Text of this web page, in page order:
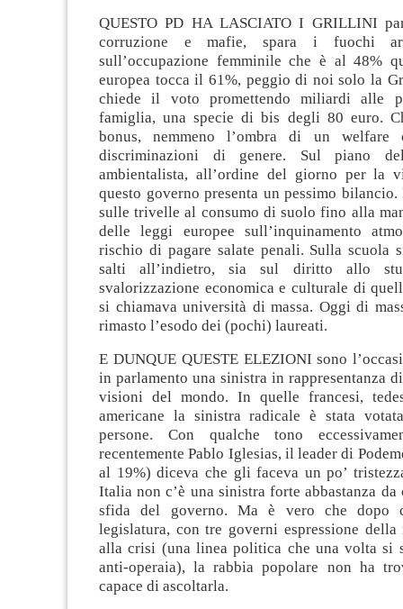
QUESTO PD HA LASCIATO I GRILLINI
corruzione e mafie, spara i fuochi
sull’occupazione femminile che è al 48%
europea tocca il 61%, peggio di noi solo la
chiede il voto promettendo miliardi alle
famiglia, una specie di bis degli 80 euro.
bonus, nemmeno l’ombra di un
discriminazioni di genere. Sul piano
ambientalista, all’ordine del giorno per la
questo governo presenta un pessimo
sulle trivelle al consumo di suolo fino alla
delle leggi europee sull’inquinamento
rischio di pagare salate penali. Sulla scuola
salti all’indietro, sia sul diritto allo
svalorizzazione economica e culturale di
si chiamava università di massa. Oggi di
rimasto l’esodo dei (pochi) laureati.
E DUNQUE QUESTE ELEZIONI sono
in parlamento una sinistra in rappresentanza
visioni del mondo. In quelle francesi,
americane la sinistra radicale è stata
persone. Con qualche tono
recentemente Pablo Iglesias, il leader di
al 19%) diceva che gli faceva un po’
Italia non c’è una sinistra forte abbastanza da
sfida del governo. Ma è vero che dopo
legislatura, con tre governi espressione della
alla crisi (una linea politica che una volta si
anti-operaia), la rabbia popolare non ha
capace di ascoltarla.